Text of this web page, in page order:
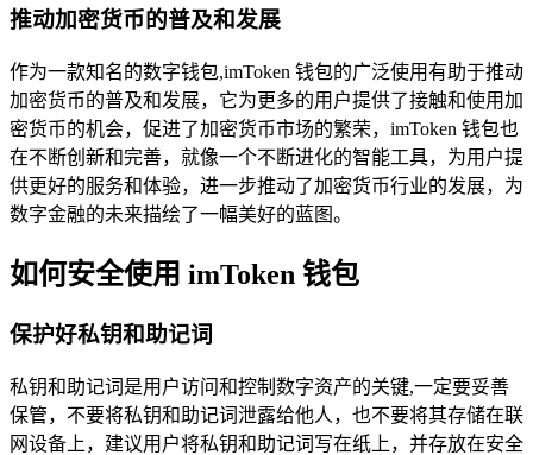
推动加密货币的普及和发展
作为一款知名的数字钱包,imToken 钱包的广泛使用有助于推动
加密货币的普及和发展，它为更多的用户提供了接触和使用加
密货币的机会，促进了加密货币市场的繁荣，imToken 钱包也
在不断创新和完善，就像一个不断进化的智能工具，为用户提
供更好的服务和体验，进一步推动了加密货币行业的发展，为
数字金融的未来描绘了一幅美好的蓝图。
如何安全使用 imToken 钱包
保护好私钥和助记词
私钥和助记词是用户访问和控制数字资产的关键,一定要妥善
保管，不要将私钥和助记词泄露给他人，也不要将其存储在联
网设备上，建议用户将私钥和助记词写在纸上，并存放在安全